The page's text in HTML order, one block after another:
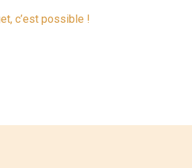
c’est possible !